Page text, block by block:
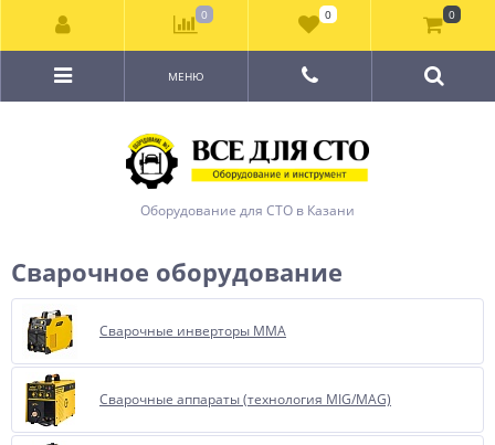
Оборудование для СТО в Казани
МЕНЮ
Сварочное оборудование
Сварочные инверторы ММА
Сварочные аппараты (технология MIG/MAG)
0 0 0